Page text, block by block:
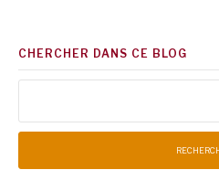
CHERCHER DANS CE BLOG